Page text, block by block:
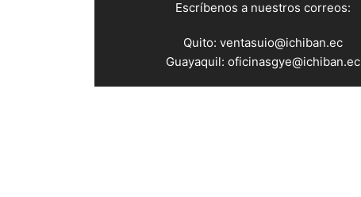
Escríbenos a nuestros correos:
Quito: ventasuio@ichiban.ec
Guayaquil: oficinasgye@ichiban.ec